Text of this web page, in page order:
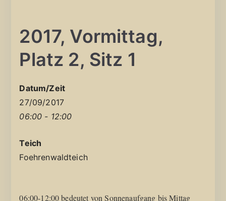
2017, Vormittag,
Platz 2, Sitz 1
Datum/Zeit
27/09/2017
06:00 - 12:00
Teich
Foehrenwaldteich
06:00-12:00 bedeutet von Sonnenaufgang bis Mittag